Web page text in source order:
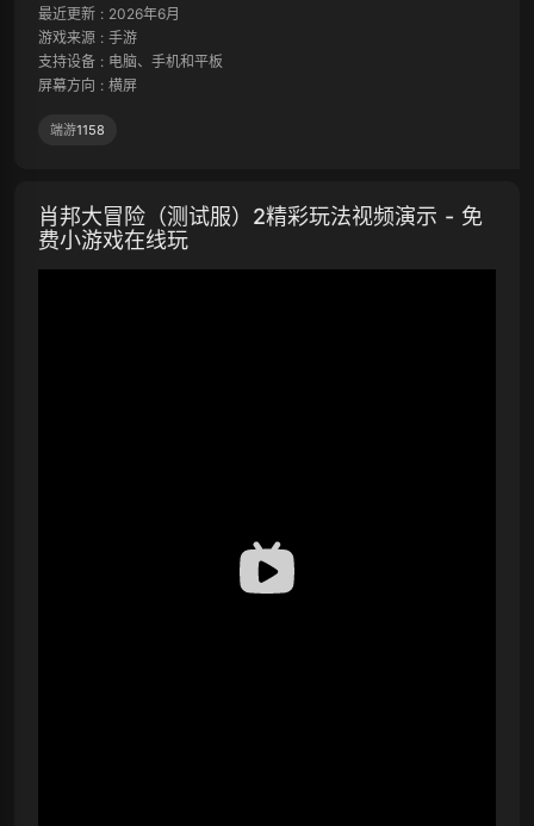
最近更新 : 2026年6月
游戏来源 : 手游
支持设备 : 电脑、手机和平板
屏幕方向 : 横屏
端游1158
肖邦大冒险（测试服）2精彩玩法视频演示 - 免
费小游戏在线玩